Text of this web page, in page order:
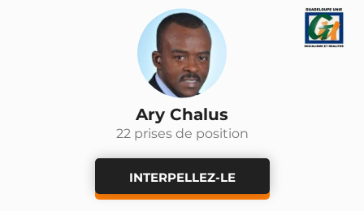
Ary Chalus
22 prises de position
INTERPELLEZ-LE